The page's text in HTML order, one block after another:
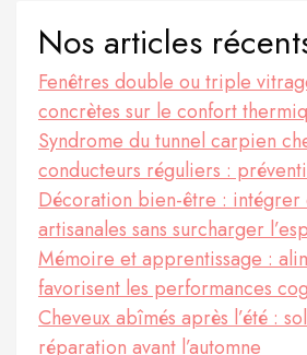
Nos articles
Fenêtres double ou triple
concrètes sur le confort
Syndrome du tunnel carpien
conducteurs réguliers :
Décoration bien-être : intégrer
artisanales sans surcharger
Mémoire et apprentissage :
favorisent les performances
Cheveux abîmés après l’été :
réparation avant l’automne